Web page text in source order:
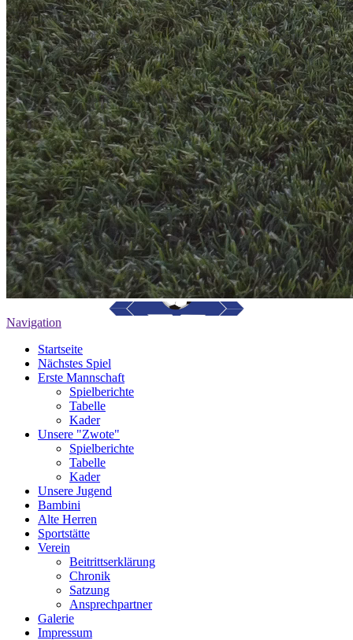
Navigation
Startseite
Nächstes Spiel
Erste Mannschaft
Spielberichte
Tabelle
Kader
Unsere "Zwote"
Spielberichte
Tabelle
Kader
Unsere Jugend
Bambini
Alte Herren
Sportstätte
Verein
Beitrittserklärung
Chronik
Satzung
Ansprechpartner
Galerie
Impressum